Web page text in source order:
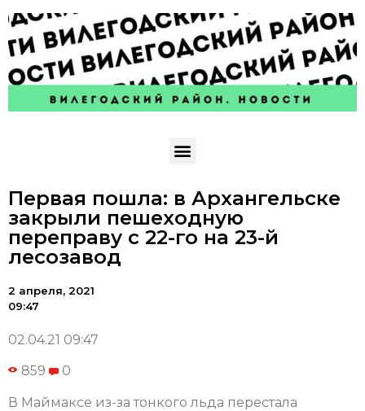
Первая пошла: в Архангельске
закрыли пешеходную
переправу с 22-го на 23-й
лесозавод
2 апреля, 2021
09:47
02.04.21 09:47
859 0
В Маймаксе из-за тонкого льда перестала